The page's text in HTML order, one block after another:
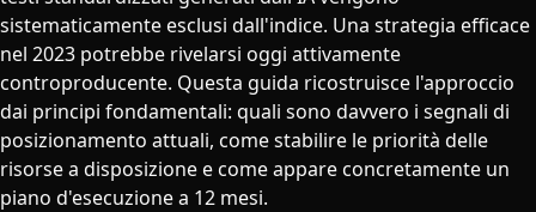
sistematicamente esclusi dall'indice. Una strategia efficace
nel 2023 potrebbe rivelarsi oggi attivamente
controproducente. Questa guida ricostruisce l'approccio
dai principi fondamentali: quali sono davvero i segnali di
posizionamento attuali, come stabilire le priorità delle
risorse a disposizione e come appare concretamente un
piano d'esecuzione a 12 mesi.